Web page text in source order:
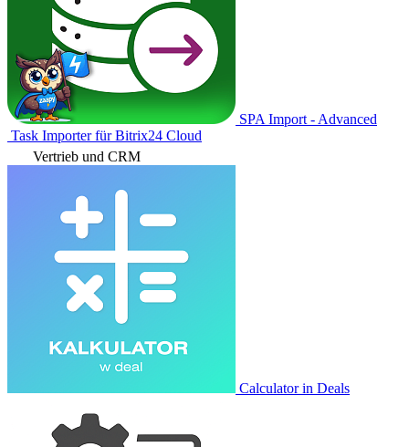
SPA Import - Advanced
Task Importer für Bitrix24 Cloud
Vertrieb und CRM
Calculator in Deals